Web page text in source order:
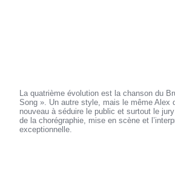
La quatrième évolution est la chanson du
Song ». Un autre style, mais le même Alex
nouveau à séduire le public et surtout le
de la chorégraphie, mise en scène et
exceptionnelle.